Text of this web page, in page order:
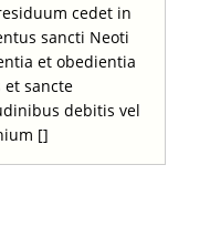
cedet in
sancti Neoti
et obedientia
et sancte
debitis vel
[]